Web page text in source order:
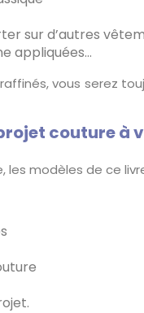
sur d’autres
appliquées…
vous serez
couture à
les modèles de ce